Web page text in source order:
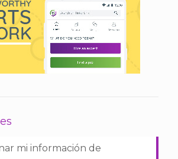
mi información de